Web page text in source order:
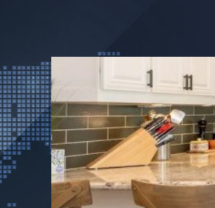
inhoud